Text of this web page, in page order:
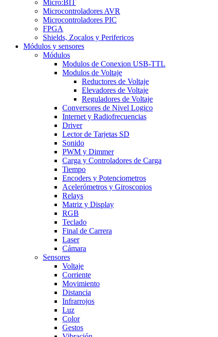
Micro:BIT
Microcontroladores AVR
Microcontroladores PIC
FPGA
Shields, Zocalos y Perifericos
Módulos y sensores
Módulos
Modulos de Conexion USB-TTL
Modulos de Voltaje
Reductores de Voltaje
Elevadores de Voltaje
Reguladores de Voltaje
Conversores de Nivel Logico
Internet y Radiofrecuencias
Driver
Lector de Tarjetas SD
Sonido
PWM y Dimmer
Carga y Controladores de Carga
Tiempo
Encoders y Potenciometros
Acelerómetros y Giroscopios
Relays
Matriz y Display
RGB
Teclado
Final de Carrera
Laser
Cámara
Sensores
Voltaje
Corriente
Movimiento
Distancia
Infrarrojos
Luz
Color
Gestos